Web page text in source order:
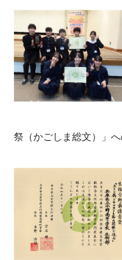
祭（かごしま総文）」へ